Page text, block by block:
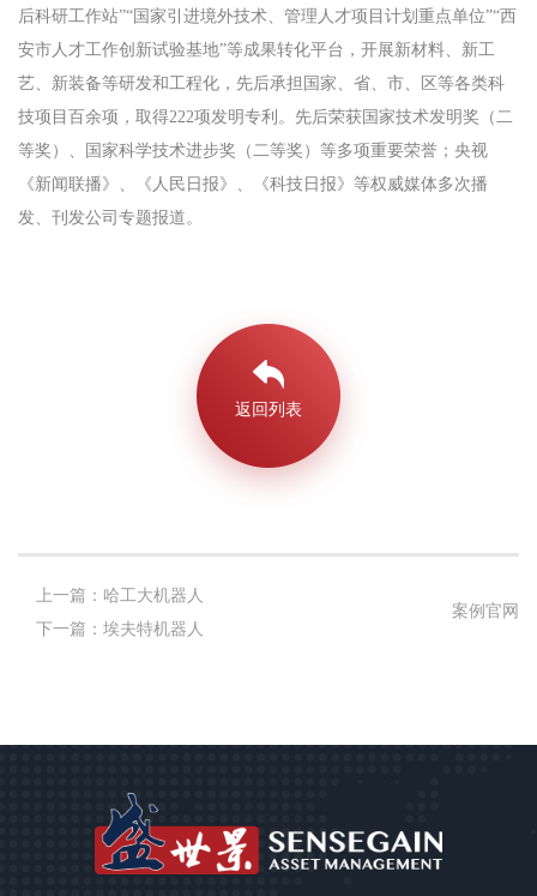
后科研工作站”“国家引进境外技术、管理人才项目计划重点单位”“西
安市人才工作创新试验基地”等成果转化平台，开展新材料、新工
艺、新装备等研发和工程化，先后承担国家、省、市、区等各类科
技项目百余项，取得222项发明专利。先后荣获国家技术发明奖（二
等奖）、国家科学技术进步奖（二等奖）等多项重要荣誉；央视
《新闻联播》、《人民日报》、《科技日报》等权威媒体多次播
发、刊发公司专题报道。
返回列表
上一篇：哈工大机器人
下一篇：埃夫特机器人
案例官网